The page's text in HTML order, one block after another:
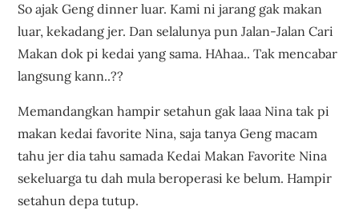
So ajak Geng dinner luar. Kami ni jarang gak makan
luar, kekadang jer. Dan selalunya pun Jalan-Jalan Cari
Makan dok pi kedai yang sama. HAhaa.. Tak mencabar
langsung kann..??
Memandangkan hampir setahun gak laaa Nina tak pi
makan kedai favorite Nina, saja tanya Geng macam
tahu jer dia tahu samada Kedai Makan Favorite Nina
sekeluarga tu dah mula beroperasi ke belum. Hampir
setahun depa tutup.